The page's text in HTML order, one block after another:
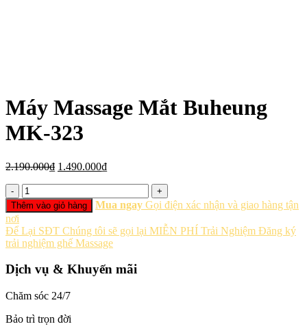
Máy Massage Mắt Buheung
MK-323
2.190.000₫ Giá
2.190.000₫.
1.490.000₫Giá
là:
Số
lượng
Thêm vào giỏ hàng Mua ngay Gọi điện xác nhận và giao hàng tận
nơi
Để Lại SĐT Chúng tôi sẽ gọi lại MIỄN PHÍ Trải Nghiệm Đăng ký
trải nghiệm ghế Massage
Dịch vụ & Khuyến mãi
Chăm sóc 24/7
Bảo trì trọn đời